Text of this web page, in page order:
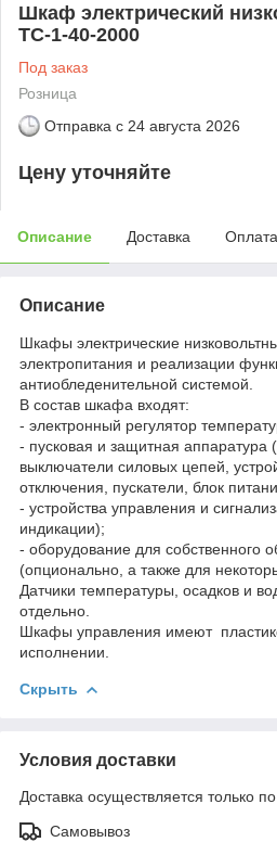
Шкаф электрический
ТС-1-40-2000
Под заказ
Розница
Отправка с 24 августа 2026
Цену уточняйте
Описание Доставка Оплата
Описание
Шкафы электрические
электропитания и реализации
антиобледенительной системой.
В состав шкафа входят:
- электронный регулятор
- пусковая и защитная аппаратура
выключатели силовых цепей,
отключения, пускатели, блок
- устройства управления и
индикации);
- оборудование для собственного
(опционально, а также для
Датчики температуры, осадков и
отдельно.
Шкафы управления имеют
исполнении.
Скрыть
Условия доставки
Доставка осуществляется только
Самовывоз